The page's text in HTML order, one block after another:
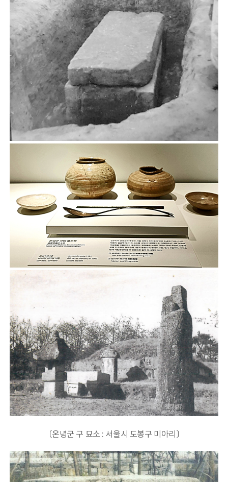
〔온녕군 구 묘소 : 서울시 도봉구 미아리 〕